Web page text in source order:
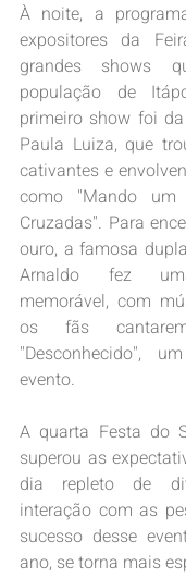
À noite, a
expositores da
grandes shows
população de
primeiro show foi
Paula Luiza, que
cativantes e
como "Mando
Cruzadas". Para
ouro, a famosa
Arnaldo fez
memorável, com
os fãs
"Desconhecido",
evento.
A quarta Festa do
superou as
dia repleto de
interação com as
sucesso desse
ano, se torna mais